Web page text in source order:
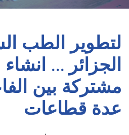
لتطوير الطب
الجزائر …
مشتركة بين
عدة قطاعات